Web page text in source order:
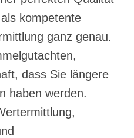
kompetente
ganz genau.
dass Sie längere
haben werden.